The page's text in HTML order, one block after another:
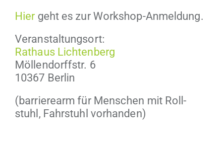
Hiergeht es zur Workshop-Anmeldung.
Ver­anstal­tung­sort:
Rathaus Licht­en­berg
Möl­len­dorff­str. 6
10367 Berlin
(bar­ri­erearm für Men­schen mit Roll­
stuhl, Fahrstuhl vorhanden)